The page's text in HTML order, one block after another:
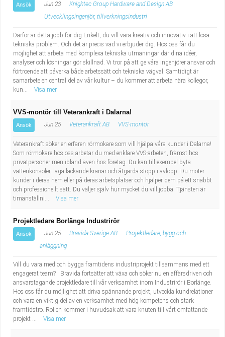
Ansök Jun 23
Knightec Group Hardware and Design AB
Utvecklingsingenjör, tillverkningsindustri
Därför är detta jobb för dig Enkelt, du vill vara kreativ och innovativ i att lösa
tekniska problem. Och det är precis vad vi erbjuder dig. Hos oss får du
möjlighet att arbeta med komplexa tekniska utmaningar där dina idéer,
analyser och lösningar gör skillnad. Vi tror på att ge våra ingenjörer ansvar och
förtroende att påverka både arbetssätt och tekniska vägval. Samtidigt är
samarbete en central del av vår kultur – du kommer att arbeta nära kollegor,
kun...
Visa mer
VVS-montör till Veterankraft i Dalarna!
Ansök Jun 25 Veterankraft AB VVS-montör
Veterankraft söker en erfaren rörmokare som vill hjälpa våra kunder i Dalarna!
Som rörmokare hos oss arbetar du med enklare VVS-arbeten, främst hos
privatpersoner men ibland även hos företag. Du kan till exempel byta
vattenkonsoler, laga läckande kranar och åtgärda stopp i avlopp. Du möter
kunder i deras hem eller på deras arbetsplatser och hjälper dem på ett snabbt
och professionellt sätt. Du väljer själv hur mycket du vill jobba. Tjänsten är
timanställni...
Visa mer
Projektledare Borlänge Industrirör
Ansök Jun 25 Bravida Sverige AB
Projektledare, bygg och
anläggning
Vill du vara med och bygga framtidens industriprojekt tillsammans med ett
engagerat team? Bravida fortsätter att växa och söker nu en affärsdriven och
ansvarstagande projektledare till vår verksamhet inom Industrirör i Borlänge.
Hos oss får du möjlighet att driva spännande projekt, utveckla kundrelationer
och vara en viktig del av en verksamhet med hög kompetens och stark
framtidstro. Rollen kommer i huvudsak att vara knuten till vårt omfattande
projekt ...
Visa mer